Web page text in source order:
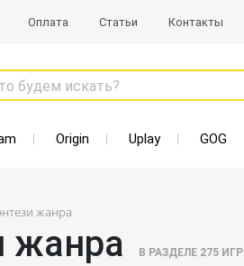
Оплата Статьи Контакты
будем искать?
Origin Uplay GOG
жанра
жанра В РАЗДЕЛЕ 275 ИГР